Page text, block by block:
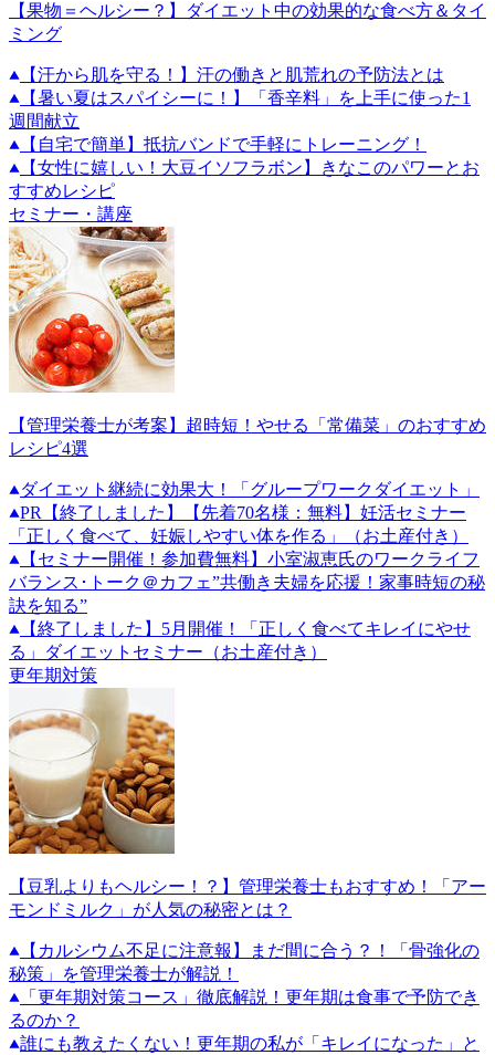
【果物＝ヘルシー？】ダイエット中の効果的な食べ方＆タイ
ミング
【汗から肌を守る！】汗の働きと肌荒れの予防法とは
【暑い夏はスパイシーに！】「香辛料」を上手に使った1
週間献立
【自宅で簡単】抵抗バンドで手軽にトレーニング！
【女性に嬉しい！大豆イソフラボン】きなこのパワーとお
すすめレシピ
セミナー・講座
【管理栄養士が考案】超時短！やせる「常備菜」のおすすめ
レシピ4選
ダイエット継続に効果大！「グループワークダイエット」
PR 【終了しました】【先着70名様：無料】妊活セミナー
「正しく食べて、妊娠しやすい体を作る」（お土産付き）
【セミナー開催！参加費無料】小室淑恵氏のワークライフ
バランス･トーク＠カフェ”共働き夫婦を応援！家事時短の秘
訣を知る”
【終了しました】5月開催！「正しく食べてキレイにやせ
る」ダイエットセミナー（お土産付き）
更年期対策
【豆乳よりもヘルシー！？】管理栄養士もおすすめ！「アー
モンドミルク」が人気の秘密とは？
【カルシウム不足に注意報】まだ間に合う？！「骨強化の
秘策」を管理栄養士が解説！
「更年期対策コース」徹底解説！更年期は食事で予防でき
るのか？
誰にも教えたくない！更年期の私が「キレイになった」と